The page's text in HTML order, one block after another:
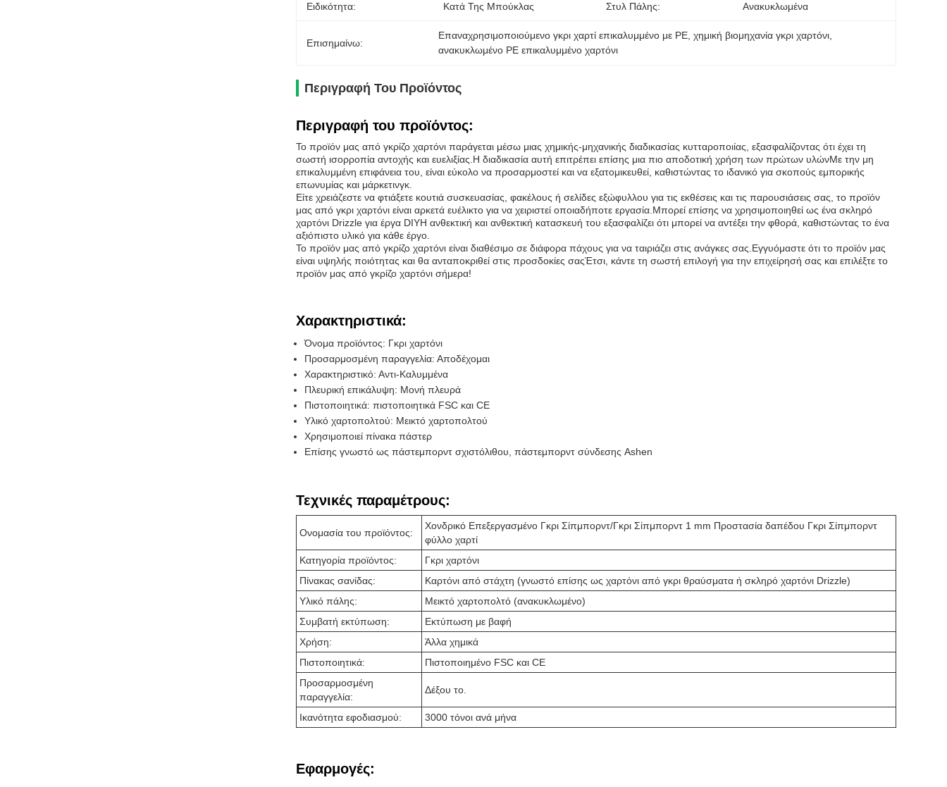
Ειδικότητα: Κατά Της Μπούκλας Στυλ Πάλης: Ανακυκλωμένα
Επισημαίνω:
Επαναχρησιμοποιούμενο γκρι χαρτί επικαλυμμένο με PE , χημική βιομηχανία γκρι χαρτόνι
ανακυκλωμένο PE επικαλυμμένο χαρτόνι
Περιγραφή Του Προϊόντος
Περιγραφή του προϊόντος:
Το προϊόν μας από γκρίζο χαρτόνι παράγεται μέσω μιας χημικής-μηχανικής διαδικασίας κυτταροποιίας, εξασφαλίζοντας ότι έχει τη
σωστή ισορροπία αντοχής και ευελιξίας.Η διαδικασία αυτή επιτρέπει επίσης μια πιο αποδοτική χρήση των πρώτων υλώνΜε την μη
επικαλυμμένη επιφάνεια του, είναι εύκολο να προσαρμοστεί και να εξατομικευθεί, καθιστώντας το ιδανικό για σκοπούς εμπορικής
επωνυμίας και μάρκετινγκ.
Είτε χρειάζεστε να φτιάξετε κουτιά συσκευασίας, φακέλους ή σελίδες εξώφυλλου για τις εκθέσεις και τις παρουσιάσεις σας, το προϊόν
μας από γκρι χαρτόνι είναι αρκετά ευέλικτο για να χειριστεί οποιαδήποτε εργασία.Μπορεί επίσης να χρησιμοποιηθεί ως ένα σκληρό
χαρτόνι Drizzle για έργα DIYΗ ανθεκτική και ανθεκτική κατασκευή του εξασφαλίζει ότι μπορεί να αντέξει την φθορά, καθιστώντας το ένα
αξιόπιστο υλικό για κάθε έργο.
Το προϊόν μας από γκρίζο χαρτόνι είναι διαθέσιμο σε διάφορα πάχους για να ταιριάζει στις ανάγκες σας.Εγγυόμαστε ότι το προϊόν μας
είναι υψηλής ποιότητας και θα ανταποκριθεί στις προσδοκίες σαςΈτσι, κάντε τη σωστή επιλογή για την επιχείρησή σας και επιλέξτε το
προϊόν μας από γκρίζο χαρτόνι σήμερα!
Χαρακτηριστικά:
Όνομα προϊόντος: Γκρι χαρτόνι
Προσαρμοσμένη παραγγελία: Αποδέχομαι
Χαρακτηριστικό: Αντι-Καλυμμένα
Πλευρική επικάλυψη: Μονή πλευρά
Πιστοποιητικά: πιστοποιητικά FSC και CE
Υλικό χαρτοπολτού: Μεικτό χαρτοπολτού
Χρησιμοποιεί πίνακα πάστερ
Επίσης γνωστό ως πάστεμπορντ σχιστόλιθου, πάστεμπορντ σύνδεσης Ashen
Τεχνικές παραμέτρους:
Ονομασία του προϊόντος:
Χονδρικό Επεξεργασμένο Γκρι Σίπμπορντ/Γκρι Σίπμπορντ 1 mm Προστασία δαπέδου Γκρι Σίπμπορντ
φύλλο χαρτί
Κατηγορία προϊόντος:
Γκρι χαρτόνι
Πίνακας σανίδας:
Καρτόνι από στάχτη (γνωστό επίσης ως χαρτόνι από γκρι θραύσματα ή σκληρό χαρτόνι Drizzle)
Υλικό πάλης:
Μεικτό χαρτοπολτό (ανακυκλωμένο)
Συμβατή εκτύπωση:
Εκτύπωση με βαφή
Χρήση:
Άλλα χημικά
Πιστοποιητικά:
Πιστοποιημένο FSC και CE
Προσαρμοσμένη
παραγγελία:
Δέξου το.
Ικανότητα εφοδιασμού: 3000 τόνοι ανά μήνα
Εφαρμογές: